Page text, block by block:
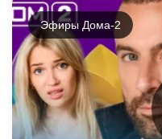
Эфиры Дома-2